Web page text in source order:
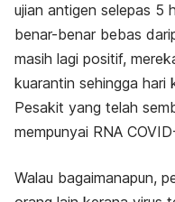
ujian antigen selepas 5
benar-benar bebas
masih lagi positif,
kuarantin sehingga hari
Pesakit yang telah
mempunyai RNA
Walau bagaimanapun,